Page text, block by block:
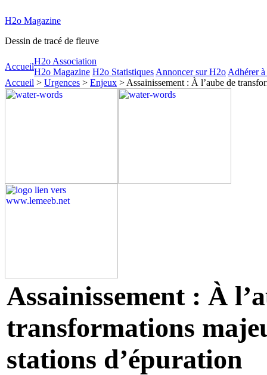
H2o Magazine
Dessin de tracé de fleuve
Accueil
H2o Association
H2o Magazine H2o Statistiques Annoncer sur H2o Adhérer
Accueil > Urgences > Enjeux > Assainissement : À l’aube de
Assainissement : À
transformations
stations d’épuration